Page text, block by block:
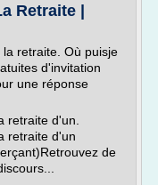
Retraite |
retraite. Où puisje
d'invitation
une réponse
retraite d'un.
retraite d'un
de